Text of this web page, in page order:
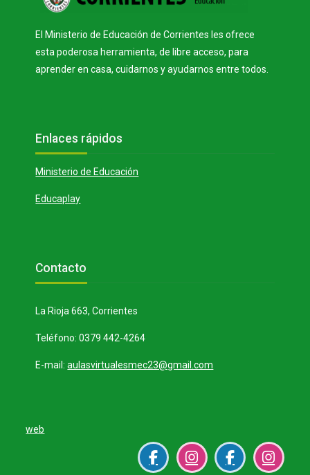
El Ministerio de Educación de Corrientes les ofrece
esta poderosa herramienta, de libre acceso, para
aprender en casa, cuidarnos y ayudarnos entre todos.
Bloques
Enlaces rápidos
Ministerio de Educación
Educaplay
Bloques
Contacto
La Rioja 663, Corrientes
Teléfono: 0379 442-4264
E-mail:aulasvirtualesmec23@gmail.com
web